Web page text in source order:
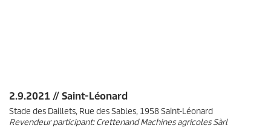
2.9.2021 // Saint-Léonard
Stade des Daillets, Rue des Sables, 1958 Saint-Léonard
Revendeur participant: Crettenand Machines agricoles Sàrl